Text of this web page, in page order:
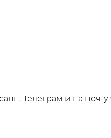
Телеграм и на